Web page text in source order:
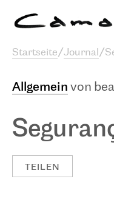
Alexander
Publikationen
Journal
Startseite/Journal /
Allgemein von
TEILEN